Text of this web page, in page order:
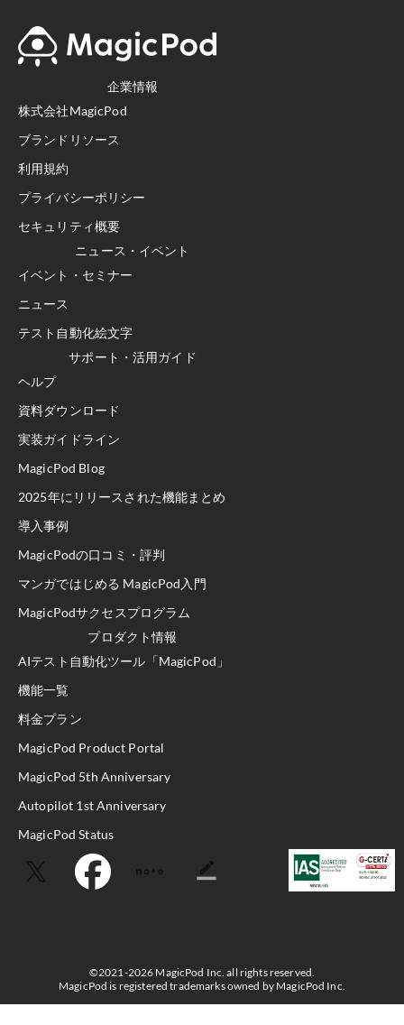
企業情報
株式会社MagicPod
ブランドリソース
利用規約
プライバシーポリシー
セキュリティ概要
ニュース・イベント
イベント・セミナー
ニュース
テスト自動化絵文字
サポート・活用ガイド
ヘルプ
資料ダウンロード
実装ガイドライン
MagicPod Blog
2025年にリリースされた機能まとめ
導入事例
MagicPodの口コミ・評判
マンガではじめる MagicPod入門
MagicPodサクセスプログラム
プロダクト情報
AIテスト自動化ツール「MagicPod」
機能一覧
料金プラン
MagicPod Product Portal
MagicPod 5th Anniversary
Autopilot 1st Anniversary
MagicPod Status
©2021-2026 MagicPod Inc. all rights reserved.
MagicPod is registered trademarks owned by MagicPod Inc.